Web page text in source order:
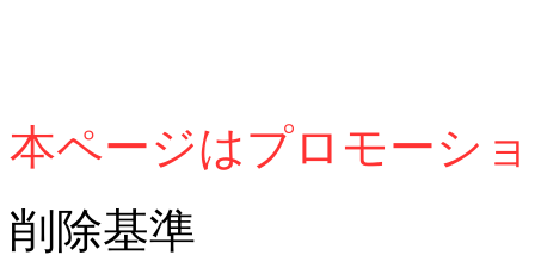
本ページはプロモーシ
削除基準